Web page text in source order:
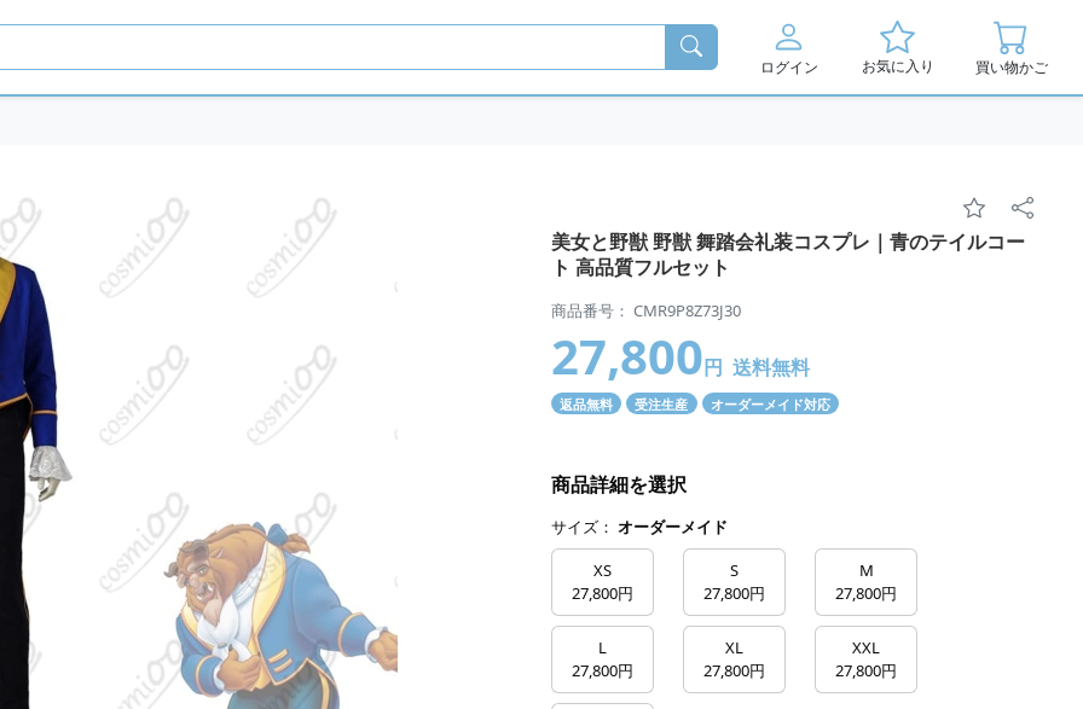
ログイン お気に入り 買い物かご
美女と野獣 野獣 舞踏会礼装コスプレ｜青のテイルコー
ト 高品質フルセット
商品番号： CMR9P8Z73J30
27,800円 送料無料
返品無料 受注生産 オーダーメイド対応
商品詳細を選択
サイズ： オーダーメイド
XS
27,800円
S
27,800円
M
27,800円
L
27,800円
XL
27,800円
XXL
27,800円